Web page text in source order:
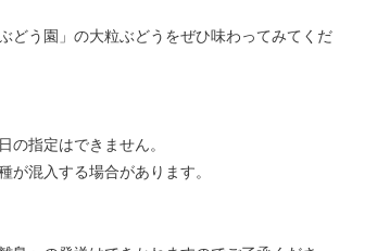
どう園」の大粒ぶどうをぜひ味わってみてくだ
の指定はできません。
が混入する場合があります。